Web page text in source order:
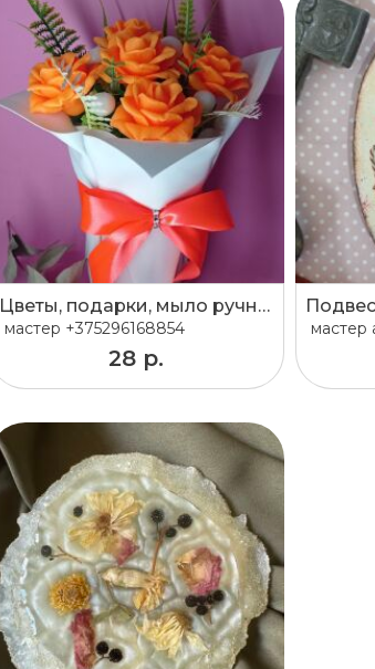
Цветы, подарки, мыло ручной работы, букет
мастер +375296168854
28 р.
мастер